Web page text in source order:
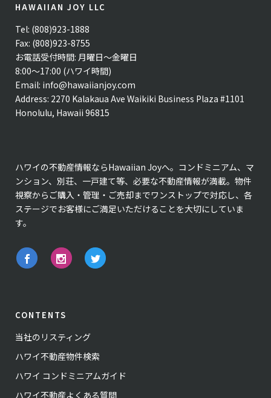
HAWAIIAN JOY LLC
Tel: (808)923-1888
Fax: (808)923-8755
お電話受付時間: 月曜日〜金曜日
8:00〜17:00 (ハワイ時間)
Email: info@hawaiianjoy.com
Address: 2270 Kalakaua Ave Waikiki Business Plaza #1101
Honolulu, Hawaii 96815
ハワイの不動産情報ならHawaiian Joyへ。コンドミニアム、マ
ンション、別荘、一戸建て等、必要な不動産情報が満載。物件
視察からご購入・管理・ご売却までワンストップで対応し、各
ステージでお客様にご満足いただけることを大切にしていま
す。
CONTENTS
当社のリスティング
ハワイ不動産物件検索
ハワイ コンドミニアムガイド
ハワイ不動産よくある質問